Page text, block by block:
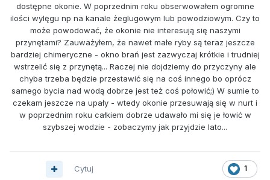
dostępne okonie. W poprzednim roku obserwowałem ogromne
ilości wylęgu np na kanale żeglugowym lub powodziowym. Czy to
może powodować, że okonie nie interesują się naszymi
przynętami? Zauważyłem, że nawet małe ryby są teraz jeszcze
bardziej chimeryczne - okno brań jest zazwyczaj krótkie i trudniej
wstrzelić się z przynętą... Raczej nie dojdziemy do przyczyny ale
chyba trzeba będzie przestawić się na coś innego bo oprócz
samego bycia nad wodą dobrze jest też coś połowić;) W sumie to
czekam jeszcze na upały - wtedy okonie przesuwają się w nurt i
w poprzednim roku całkiem dobrze udawało mi się je łowić w
szybszej wodzie - zobaczymy jak przyjdzie lato...
1
Cytuj